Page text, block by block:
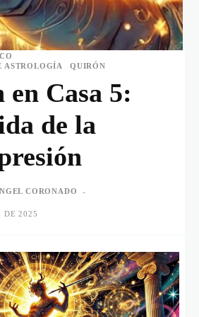
ASTROLOGÍA
QUIRÓN
Casa 5:
de la
CORONADO -
DE 2025